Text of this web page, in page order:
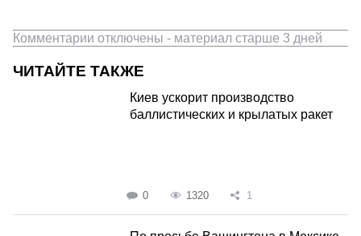
Комментарии отключены - материал старше 3 дней
ЧИТАЙТЕ ТАКЖЕ
Киев ускорит производство
баллистических и крылатых ракет
0 1320 1